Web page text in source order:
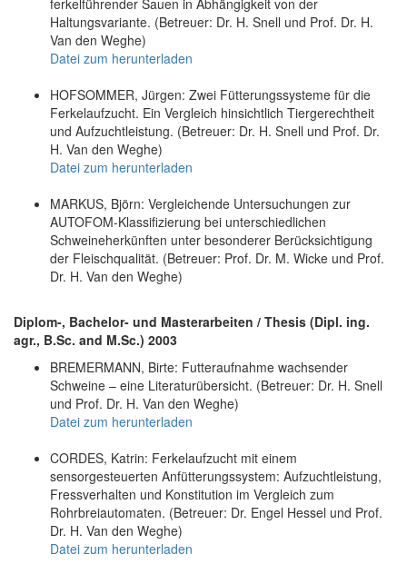
Haltungsvariante. (Betreuer: Dr. H. Snell und Prof. Dr. H.
Van den Weghe)
Datei zum herunterladen
HOFSOMMER, Jürgen: Zwei Fütterungssysteme für die
Ferkelaufzucht. Ein Vergleich hinsichtlich Tiergerechtheit
und Aufzuchtleistung. (Betreuer: Dr. H. Snell und Prof. Dr.
H. Van den Weghe)
Datei zum herunterladen
MARKUS, Björn: Vergleichende Untersuchungen zur
AUTOFOM-Klassifizierung bei unterschiedlichen
Schweineherkünften unter besonderer Berücksichtigung
der Fleischqualität. (Betreuer: Prof. Dr. M. Wicke und Prof.
Dr. H. Van den Weghe)
Diplom-, Bachelor- und Masterarbeiten / Thesis (Dipl. ing.
agr., B.Sc. and M.Sc.) 2003
BREMERMANN, Birte: Futteraufnahme wachsender
Schweine – eine Literaturübersicht. (Betreuer: Dr. H. Snell
und Prof. Dr. H. Van den Weghe)
Datei zum herunterladen
CORDES, Katrin: Ferkelaufzucht mit einem
sensorgesteuerten Anfütterungssystem: Aufzuchtleistung,
Fressverhalten und Konstitution im Vergleich zum
Rohrbreiautomaten. (Betreuer: Dr. Engel Hessel und Prof.
Dr. H. Van den Weghe)
Datei zum herunterladen